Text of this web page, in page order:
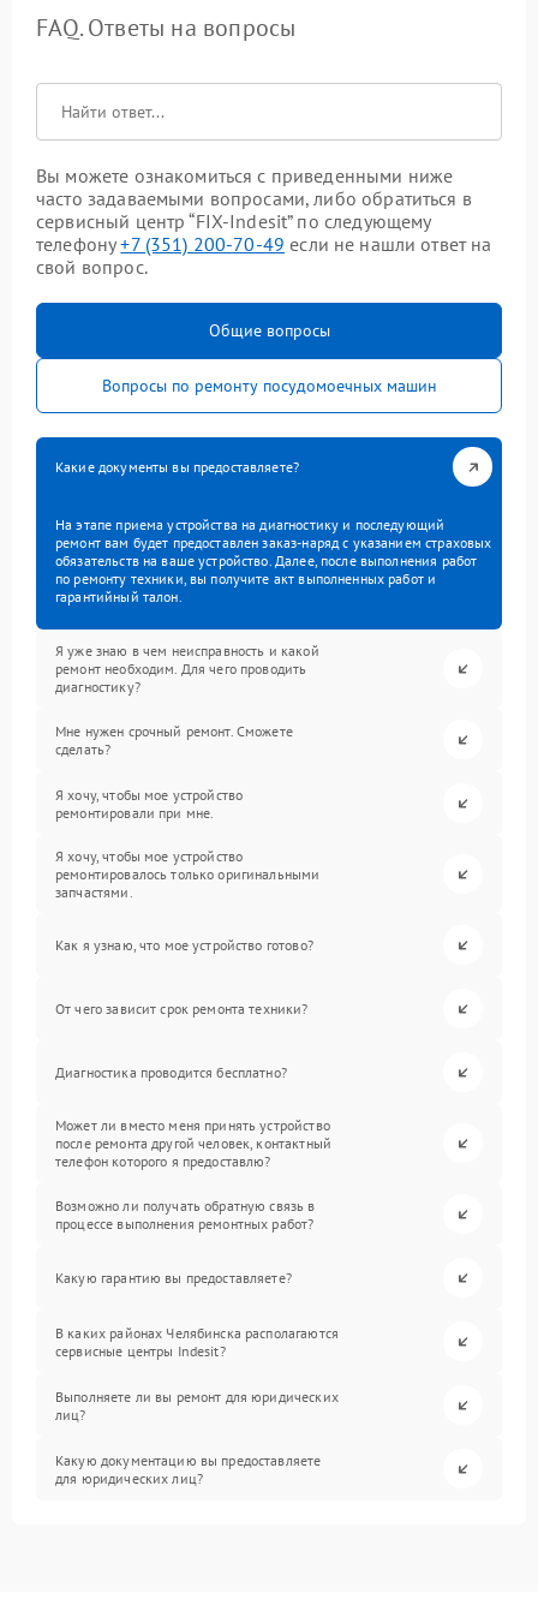
FAQ. Ответы на вопросы
Вы можете ознакомиться с приведенными ниже
часто задаваемыми вопросами, либо обратиться в
сервисный центр “FIX-Indesit” по следующему
телефону+7 (351) 200-70-49 если не нашли ответ на
свой вопрос.
Общие вопросы
Вопросы по ремонту посудомоечных машин
Какие документы вы предоставляете?
На этапе приема устройства на диагностику и последующий
ремонт вам будет предоставлен заказ-наряд с указанием страховых
обязательств на ваше устройство. Далее, после выполнения работ
по ремонту техники, вы получите акт выполненных работ и
гарантийный талон.
Я уже знаю в чем неисправность и какой
ремонт необходим. Для чего проводить
диагностику?
Мне нужен срочный ремонт. Сможете
сделать?
Я хочу, чтобы мое устройство
ремонтировали при мне.
Я хочу, чтобы мое устройство
ремонтировалось только оригинальными
запчастями.
Как я узнаю, что мое устройство готово?
От чего зависит срок ремонта техники?
Диагностика проводится бесплатно?
Может ли вместо меня принять устройство
после ремонта другой человек, контактный
телефон которого я предоставлю?
Возможно ли получать обратную связь в
процессе выполнения ремонтных работ?
Какую гарантию вы предоставляете?
В каких районах Челябинска располагаются
сервисные центры Indesit?
Выполняете ли вы ремонт для юридических
лиц?
Какую документацию вы предоставляете
для юридических лиц?